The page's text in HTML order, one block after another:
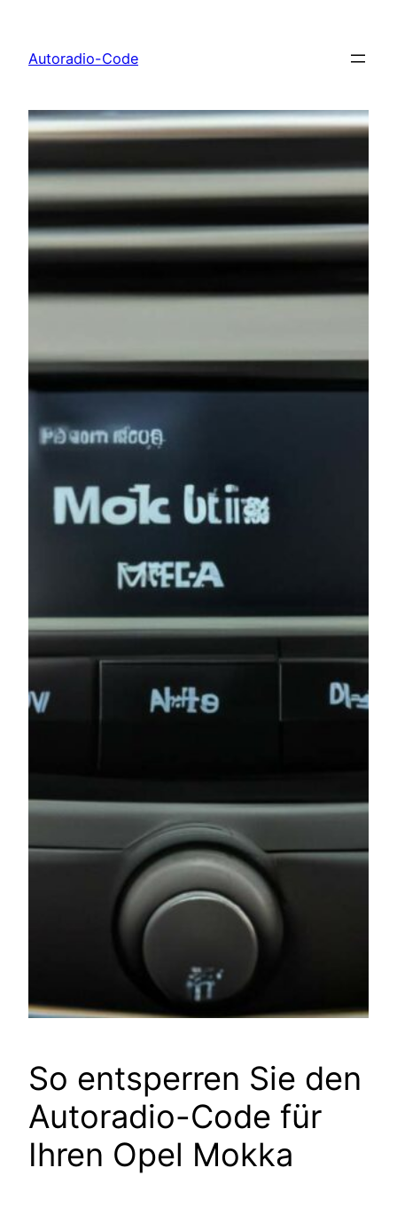
springen
Autoradio-Code
So entsperren Sie den
Autoradio-Code für
Ihren Opel Mokka